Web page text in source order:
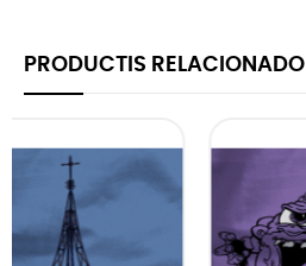
PRODUCTIS RELACIONADO